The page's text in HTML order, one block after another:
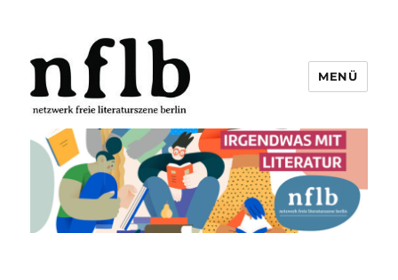
Netzwerk freie Literaturszene
Berlin e.V.
MENÜ